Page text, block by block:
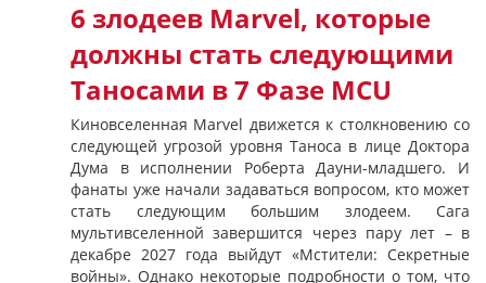
6 злодеев Marvel, которые
должны стать следующими
Таносами в 7 Фазе MCU
Киновселенная Marvel движется к столкновению со
следующей угрозой уровня Таноса в лице Доктора
Дума в исполнении Роберта Дауни-младшего. И
фанаты уже начали задаваться вопросом, кто может
стать следующим большим злодеем. Сага
мультивселенной завершится через пару лет – в
декабре 2027 года выйдут «Мстители: Секретные
войны». Однако некоторые подробности о том, что